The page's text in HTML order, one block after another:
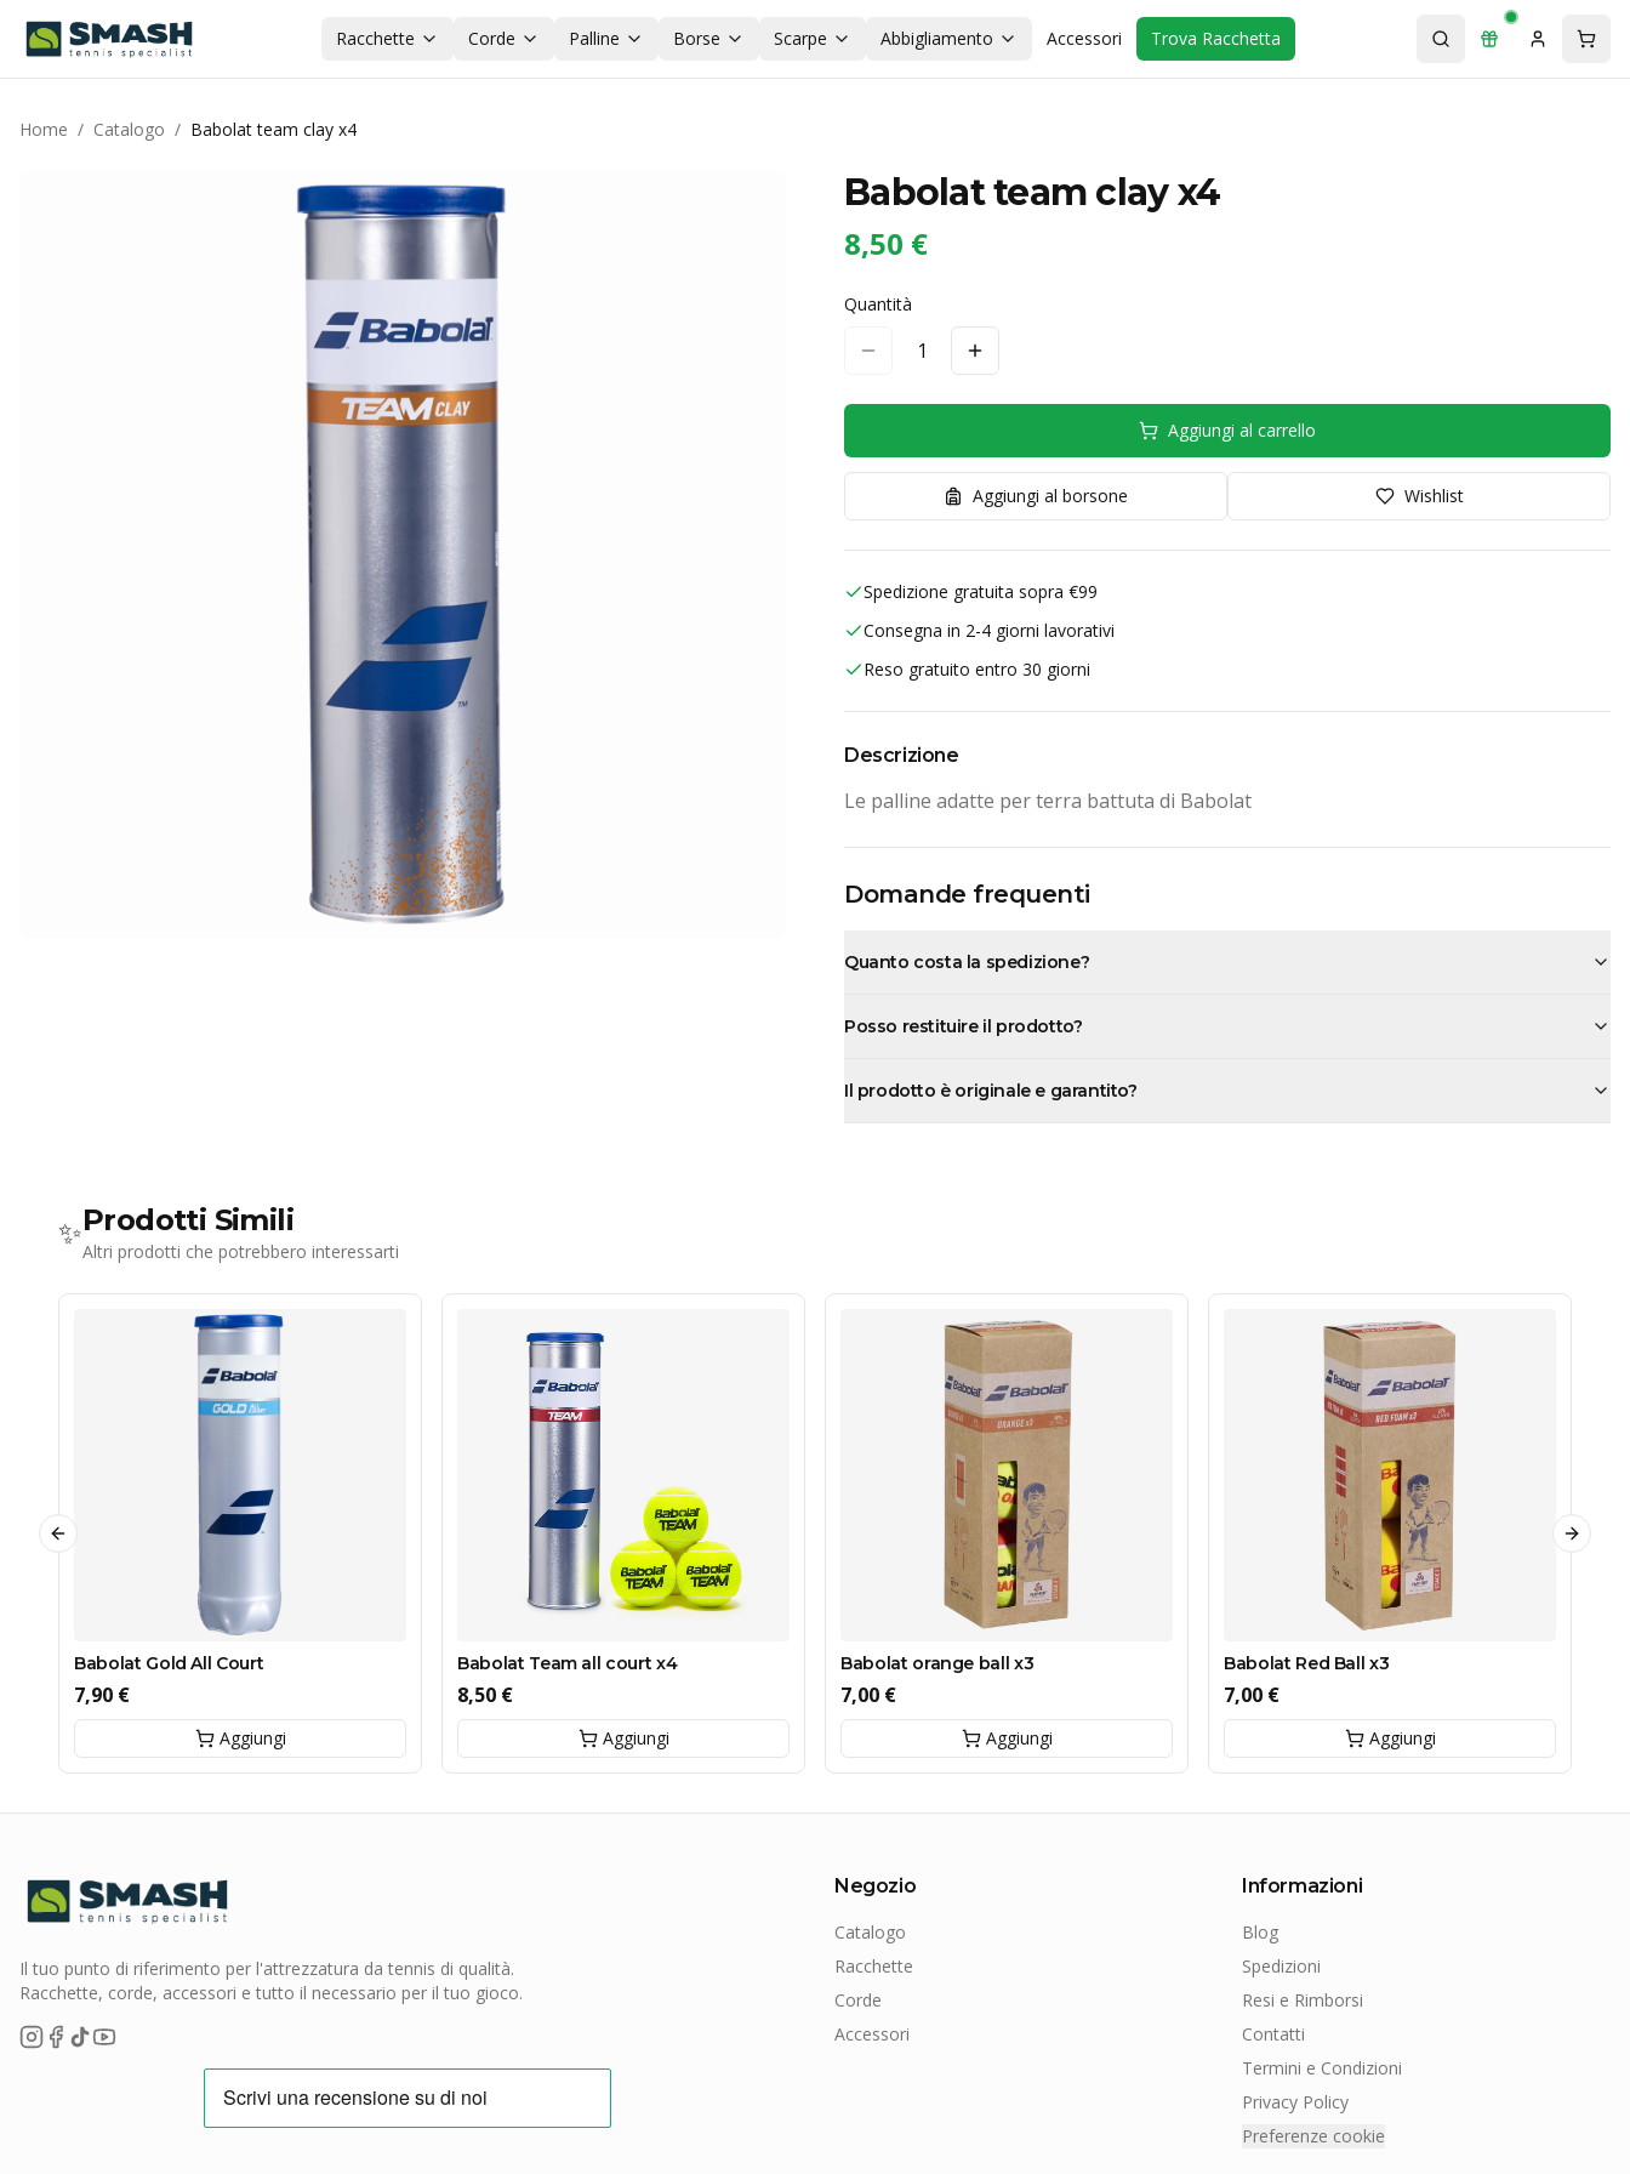
Racchette Corde Palline Borse Scarpe Abbigliamento Accessori Trova Racchetta
Home / Catalogo / Babolat team clay x4
Babolat team clay x4
8,50 €
Quantità
1
Aggiungi al carrello
Aggiungi al borsone Wishlist
Spedizione gratuita sopra €99
Consegna in 2-4 giorni lavorativi
Reso gratuito entro 30 giorni
Descrizione
Le palline adatte per terra battuta di Babolat
Domande frequenti
Quanto costa la spedizione?
Posso restituire il prodotto?
Il prodotto è originale e garantito?
✨Prodotti Simili
Altri prodotti che potrebbero interessarti
Babolat Gold All Court
7,90 €
Aggiungi
Babolat Team all court x4
8,50 €
Aggiungi
Babolat orange ball x3
7,00 €
Aggiungi
Babolat Red Ball x3
7,00 €
Aggiungi
Previous slide Next
Il tuo punto di riferimento per l'attrezzatura da tennis di qualità.
Racchette, corde, accessori e tutto il necessario per il tuo gioco.
Negozio
Catalogo
Racchette
Corde
Accessori
Informazioni
Blog
Spedizioni
Resi e Rimborsi
Contatti
Termini e Condizioni
Privacy Policy
Preferenze cookie